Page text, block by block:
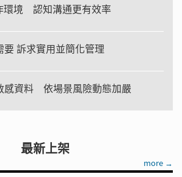
環境 認知溝通更有效率
訴求實用並簡化管理
感資料 依場景風險動態加嚴
最新上架
more →